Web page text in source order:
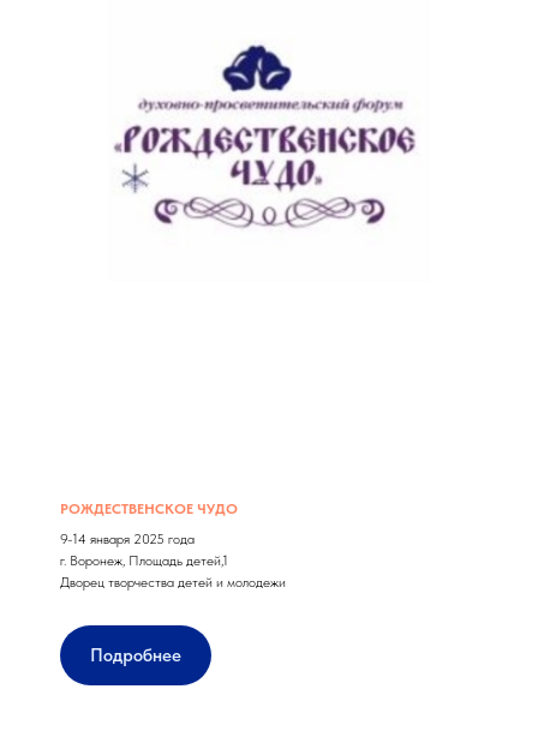
РОЖДЕСТВЕНСКОЕ ЧУДО
9-14 января 2025 года
г. Воронеж, Площадь детей,1
Дворец творчества детей и молодежи
Подробнее